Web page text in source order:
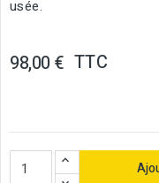
usée.
98,00 € TTC